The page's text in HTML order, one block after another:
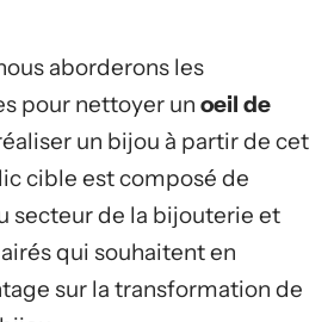
aborderons les
pour nettoyer un oeil de
un bijou à partir de cet
cible est composé de
secteur de la bijouterie et
qui souhaitent en
sur la transformation de